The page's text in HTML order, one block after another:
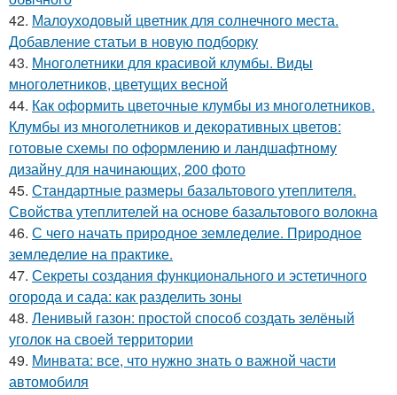
42. Малоуходовый цветник для солнечного места.
Добавление статьи в новую подборку
43. Многолетники для красивой клумбы. Виды
многолетников, цветущих весной
44. Как оформить цветочные клумбы из многолетников.
Клумбы из многолетников и декоративных цветов:
готовые схемы по оформлению и ландшафтному
дизайну для начинающих, 200 фото
45. Стандартные размеры базальтового утеплителя.
Свойства утеплителей на основе базальтового волокна
46. С чего начать природное земледелие. Природное
земледелие на практике.
47. Секреты создания функционального и эстетичного
огорода и сада: как разделить зоны
48. Ленивый газон: простой способ создать зелёный
уголок на своей территории
49. Минвата: все, что нужно знать о важной части
автомобиля